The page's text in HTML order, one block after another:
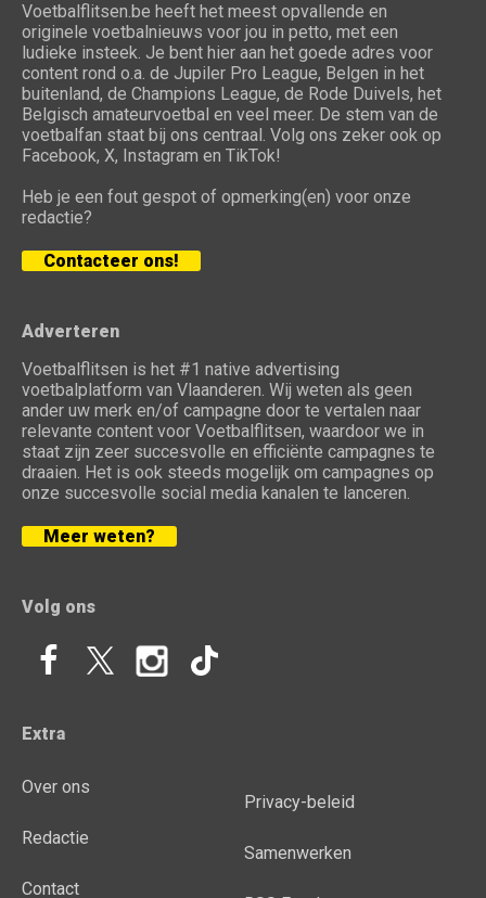
Voetbalflitsen.be heeft het meest opvallende en
originele voetbalnieuws voor jou in petto, met een
ludieke insteek. Je bent hier aan het goede adres voor
content rond o.a. de Jupiler Pro League, Belgen in het
buitenland, de Champions League, de Rode Duivels, het
Belgisch amateurvoetbal en veel meer. De stem van de
voetbalfan staat bij ons centraal. Volg ons zeker ook op
Facebook, X, Instagram en TikTok!
Heb je een fout gespot of opmerking(en) voor onze
redactie?
Contacteer ons!
Adverteren
Voetbalflitsen is het #1 native advertising
voetbalplatform van Vlaanderen. Wij weten als geen
ander uw merk en/of campagne door te vertalen naar
relevante content voor Voetbalflitsen, waardoor we in
staat zijn zeer succesvolle en efficiënte campagnes te
draaien. Het is ook steeds mogelijk om campagnes op
onze succesvolle social media kanalen te lanceren.
Meer weten?
Volg ons
Extra
Over ons
Redactie
Contact
Privacy-beleid
Samenwerken